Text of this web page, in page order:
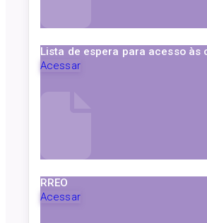
Lista de espera para acesso
Acessar
RREO
Acessar